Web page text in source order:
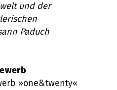
und der
Paduch
»one&twenty«